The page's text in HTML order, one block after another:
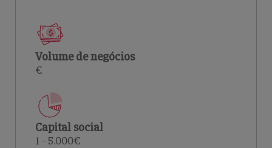
Volume de negócios
€
Capital social
1 - 5.000€